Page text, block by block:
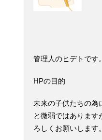
管理人のヒデトです。
HPの目的
未来の子供たちの為
と微弱ではあります
ろしくお願いします。